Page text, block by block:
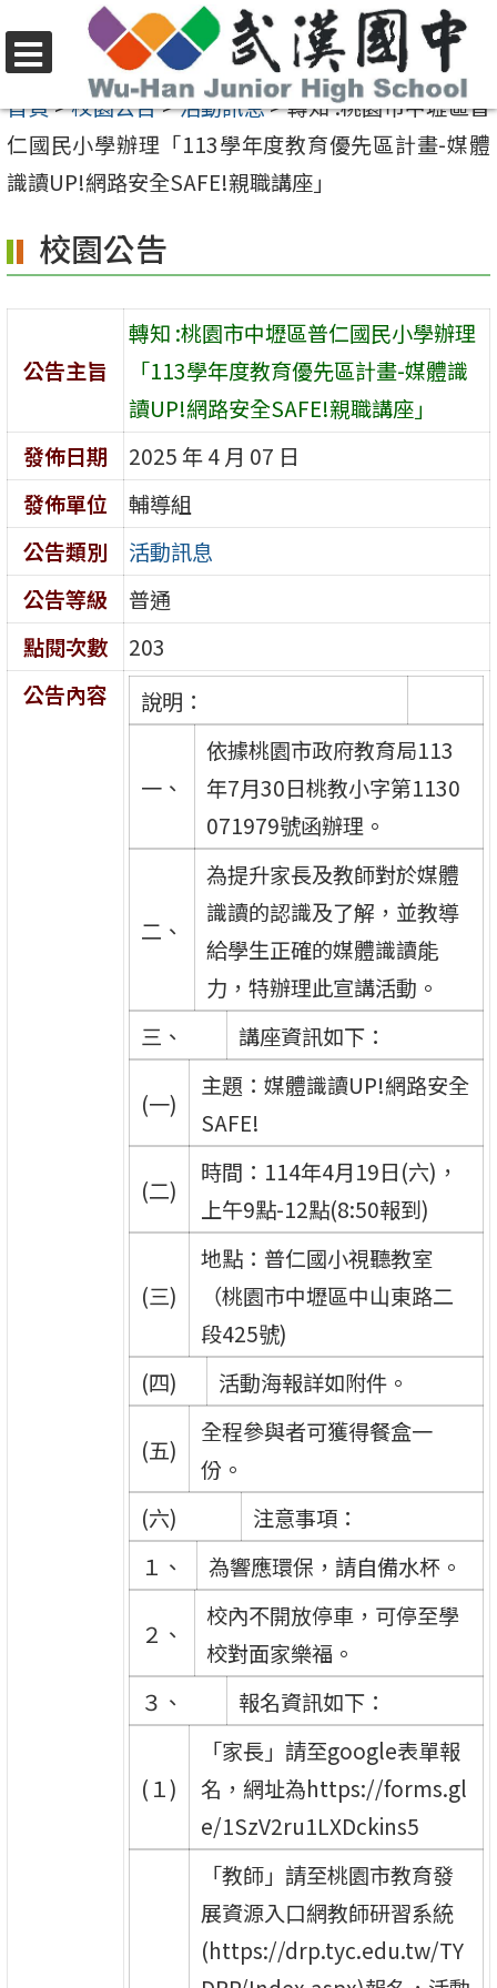
至
要
內
區
選
單
首頁>校園公告>活動訊息>轉知 :桃園市中壢區普
仁國民小學辦理「113學年度教育優先區計畫-媒體
識讀UP!網路安全SAFE!親職講座」
校園公告
公告主旨
轉知 :桃園市中壢區普仁國民小學辦理
「113學年度教育優先區計畫-媒體識
讀UP!網路安全SAFE!親職講座」
發佈日期
2025 年 4 月 07 日
發佈單位
輔導組
公告類別
活動訊息
公告等級
普通
點閱次數
203
公告內容
說明：
一、
依據桃園市政府教育局113
年7月30日桃教小字第1130
071979號函辦理。
二、
為提升家長及教師對於媒體
識讀的認識及了解，並教導
給學生正確的媒體識讀能
力，特辦理此宣講活動。
三、
講座資訊如下：
(一)
主題：媒體識讀UP!網路安全
SAFE!
(二)
時間：114年4月19日(六)，
上午9點-12點(8:50報到)
(三)
地點：普仁國小視聽教室
（桃園市中壢區中山東路二
段425號)
(四)
活動海報詳如附件。
(五)
全程參與者可獲得餐盒一
份。
(六)
注意事項：
１、
為響應環保，請自備水杯。
２、
校內不開放停車，可停至學
校對面家樂福。
３、
報名資訊如下：
(１)
「家長」請至google表單報
名，網址為https://forms.gl
e/1SzV2ru1LXDckins5
「教師」請至桃園市教育發
展資源入口網教師研習系統
(https://drp.tyc.edu.tw/TY